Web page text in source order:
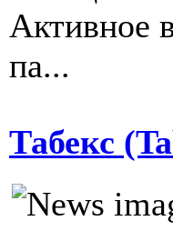
Активное
па...
Табекс